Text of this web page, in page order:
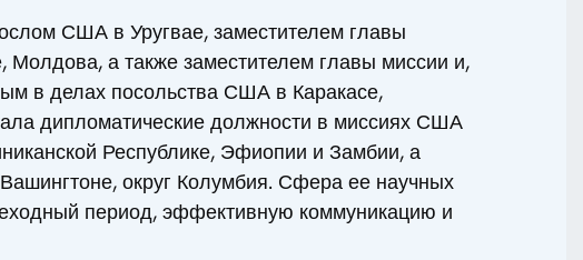
США в Уругвае, заместителем главы
а также заместителем главы миссии и,
в делах посольства США в Каракасе,
дипломатические должности в миссиях США
Республике, Эфиопии и Замбии, а
округ Колумбия. Сфера ее научных
период, эффективную коммуникацию и